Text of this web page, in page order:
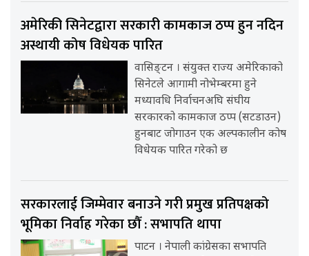
अमेरिकी सिनेटद्वारा सरकारी कामकाज ठप्प हुन नदिन
अस्थायी कोष विधेयक पारित
वासिङ्टन । संयुक्त राज्य अमेरिकाको
सिनेटले आगामी नोभेम्बरमा हुने
मध्यावधि निर्वाचनअघि संघीय
सरकारको कामकाज ठप्प (सटडाउन)
हुनबाट जोगाउन एक अल्पकालीन कोष
विधेयक पारित गरेको छ
सरकारलाई जिम्मेवार बनाउने गरी प्रमुख प्रतिपक्षको
भूमिका निर्वाह गरेका छौँ : सभापति थापा
पाटन । नेपाली कांग्रेसका सभापति